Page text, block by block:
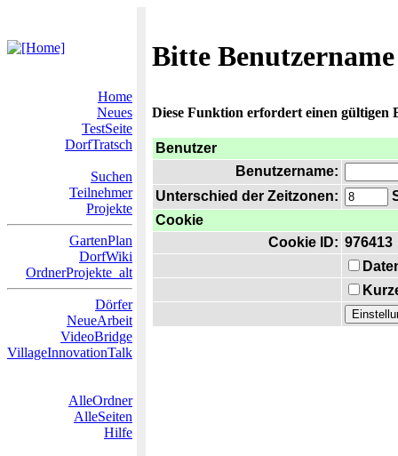
Bitte
Home
Neues
TestSeite
DorfTratsch
Suchen
Teilnehmer
Projekte
GartenPlan
DorfWiki
OrdnerProjekte_alt
Dörfer
NeueArbeit
VideoBridge
VillageInnovationTalk
AlleOrdner
AlleSeiten
Hilfe
Diese Funktion erfordert einen gültigen
Benutzer
Benutzername:
Unterschied der Zeitzonen:
Cookie
Cookie ID: 976413